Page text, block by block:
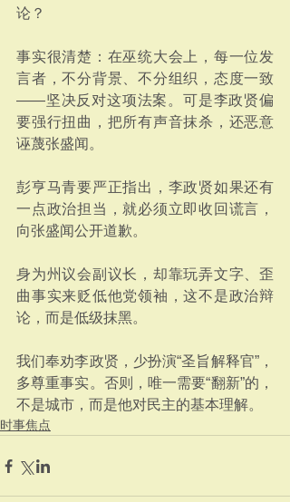
论？
事实很清楚：在巫统大会上，每一位发
言者，不分背景、不分组织，态度一致
——坚决反对这项法案。可是李政贤偏
要强行扭曲，把所有声音抹杀，还恶意
诬蔑张盛闻。
彭亨马青要严正指出，李政贤如果还有
一点政治担当，就必须立即收回谎言，
向张盛闻公开道歉。
身为州议会副议长，却靠玩弄文字、歪
曲事实来贬低他党领袖，这不是政治辩
论，而是低级抹黑。
我们奉劝李政贤，少扮演“圣旨解释官”，
多尊重事实。否则，唯一需要“翻新”的，
不是城市，而是他对民主的基本理解。
时事焦点